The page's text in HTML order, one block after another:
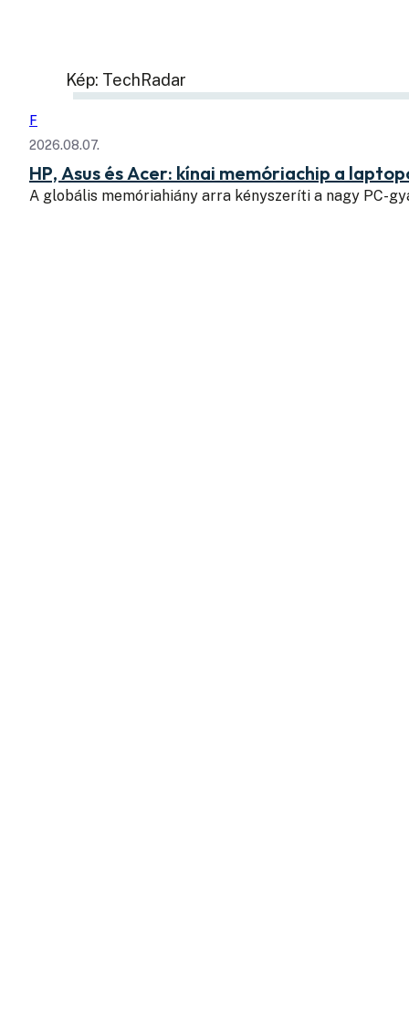
Kép: TechRadar
F
2026.08.07.
HP, Asus és Acer: kínai memóriachip a
A globális memóriahiány arra kényszeríti a nagy PC-